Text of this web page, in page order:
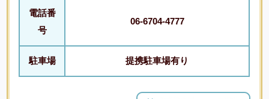
電話番
号
06-6704-4777
駐車場 提携駐車場有り